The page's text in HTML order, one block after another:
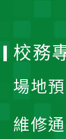
校務
場地
維修